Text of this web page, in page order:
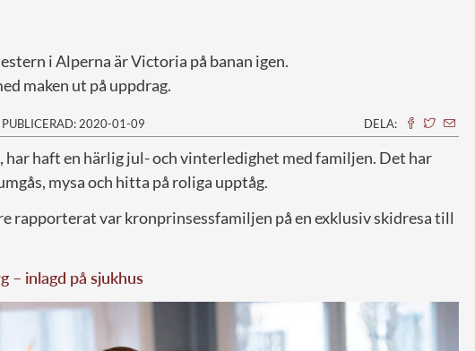
i Alperna är Victoria på banan igen.
maken ut på uppdrag.
PUBLICERAD: 2020-01-09 DELA:
har haft en härlig jul- och vinterledighet med familjen. Det har
mysa och hitta på roliga upptåg.
rapporterat var kronprinsessfamiljen på en exklusiv skidresa till
– inlagd på sjukhus